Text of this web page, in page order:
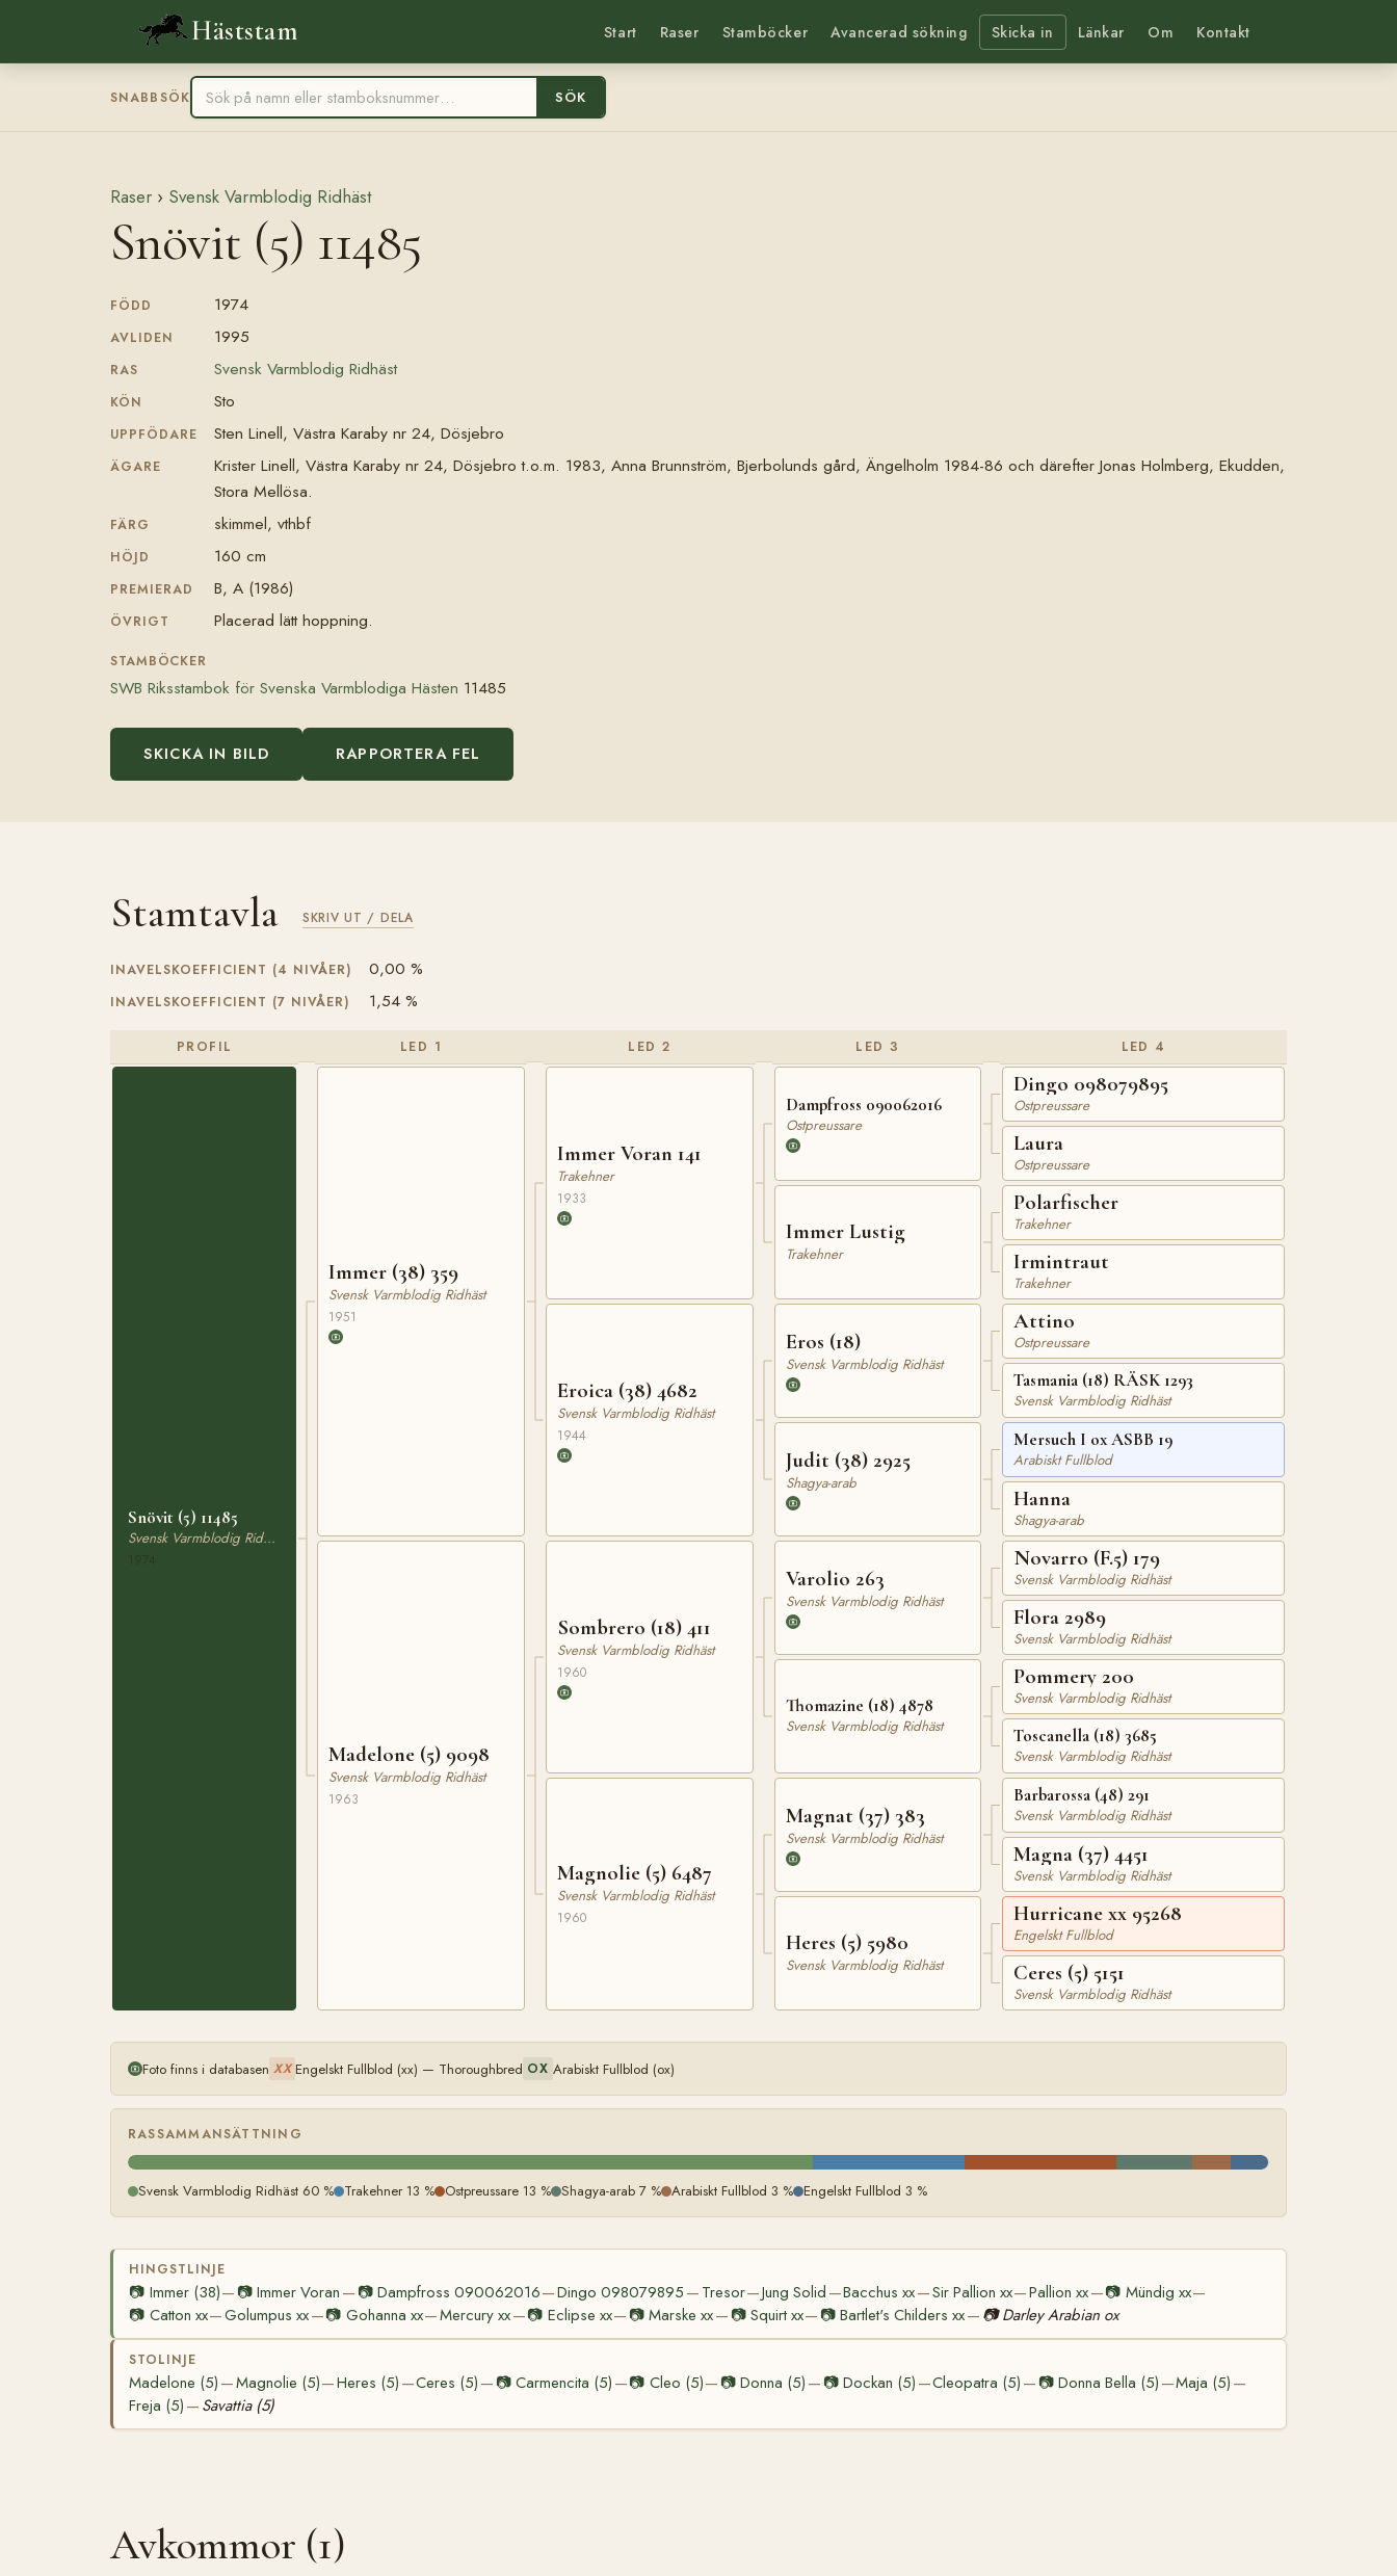
Häststam Start Raser Stamböcker Avancerad sökning Skicka in Länkar Om Kontakt
SNABBSÖK SÖK
Raser › Svensk Varmblodig Ridhäst
Snövit (5) 11485
FÖDD 1974
AVLIDEN 1995
RAS Svensk Varmblodig Ridhäst
KÖN Sto
UPPFÖDARE Sten Linell, Västra Karaby nr 24, Dösjebro
ÄGARE
Krister Linell, Västra Karaby nr 24, Dösjebro t.o.m. 1983, Anna Brunnström, Bjerbolunds gård, Ängelholm 1984-86 och därefter Jonas Holmberg, Ekudden,
Stora Mellösa.
FÄRG skimmel, vthbf
HÖJD 160 cm
PREMIERAD B, A (1986)
ÖVRIGT Placerad lätt hoppning.
STAMBÖCKER
SWB Riksstambok för Svenska Varmblodiga Hästen 11485
SKICKA IN BILD RAPPORTERA FEL
Stamtavla SKRIV UT / DELA
INAVELSKOEFFICIENT (4 NIVÅER) 0,00 %
INAVELSKOEFFICIENT (7 NIVÅER) 1,54 %
PROFIL
Snövit (5) 11485
Svensk Varmblodig Ridhäst
LED 1
Immer (38) 359
Svensk Varmblodig Ridhäst
1951
Madelone (5) 9098
Svensk Varmblodig Ridhäst
1963
LED 2
Immer Voran 141
Trakehner
1933
Eroica (38) 4682
Svensk Varmblodig Ridhäst
1944
Sombrero (18) 411
Svensk Varmblodig Ridhäst
1960
Magnolie (5) 6487
Svensk Varmblodig Ridhäst
1960
LED 3
Dampfross 090062016
Ostpreussare
Immer Lustig
Trakehner
Eros (18)
Svensk Varmblodig Ridhäst
Judit (38) 2925
Shagya-arab
Varolio 263
Svensk Varmblodig Ridhäst
Thomazine (18) 4878
Svensk Varmblodig Ridhäst
Magnat (37) 383
Svensk Varmblodig Ridhäst
Heres (5) 5980
Svensk Varmblodig Ridhäst
LED 4
Dingo 098079895
Ostpreussare
Laura
Ostpreussare
Polarfischer
Trakehner
Irmintraut
Trakehner
Attino
Ostpreussare
Tasmania (18) RÄSK 1293
Svensk Varmblodig Ridhäst
Mersuch I ox ASBB 19
Arabiskt Fullblod
Hanna
Shagya-arab
Novarro (F.5) 179
Svensk Varmblodig Ridhäst
Flora 2989
Svensk Varmblodig Ridhäst
Pommery 200
Svensk Varmblodig Ridhäst
Toscanella (18) 3685
Svensk Varmblodig Ridhäst
Barbarossa (48) 291
Svensk Varmblodig Ridhäst
Magna (37) 4451
Svensk Varmblodig Ridhäst
Hurricane xx 95268
Engelskt Fullblod
Ceres (5) 5151
Svensk Varmblodig Ridhäst
Foto finns i databasen XX Engelskt Fullblod (xx) — Thoroughbred OX Arabiskt Fullblod (ox)
RASSAMMANSÄTTNING
Svensk Varmblodig Ridhäst 60 % Trakehner 13 % Ostpreussare 13 % Shagya-arab 7 % Arabiskt Fullblod 3 % Engelskt Fullblod 3 %
HINGSTLINJE
📷 Immer (38)— 📷Immer Voran — 📷 Dampfross 090062016—Dingo 098079895 — Tresor—Jung Solid —Bacchus xx—Sir Pallion xx—Pallion xx—📷 Mündig xx—
📷 Catton xx—Golumpus xx—📷 Gohanna xx—Mercury xx—📷 Eclipse xx— 📷Marske xx— 📷 Squirt xx— 📷 Bartlet's Childers xx— 📷 Darley Arabian ox
STOLINJE
Madelone (5) —Magnolie (5)—Heres (5) —Ceres (5) — 📷Carmencita (5) —📷 Cleo (5)— 📷Donna (5) — 📷Dockan (5) —Cleopatra (5) — 📷Donna Bella (5) —Maja (5) —
Freja (5) — Savattia (5)
Avkommor (1)